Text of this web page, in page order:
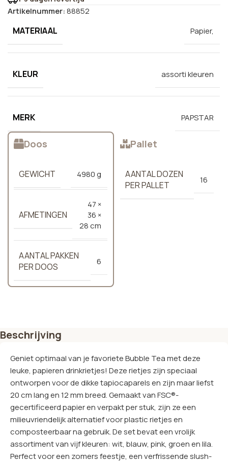
Artikelnummer:88852
MATERIAAL Papier,
KLEUR assorti kleuren
MERK PAPSTAR
Doos
GEWICHT 4980 g
AFMETINGEN
47 ×
36 ×
28 cm
AANTAL PAKKEN
PER DOOS
6
Pallet
AANTAL DOZEN
PER PALLET
16
Beschrijving
Geniet optimaal van je favoriete Bubble Tea met deze
leuke, papieren drinkrietjes! Deze rietjes zijn speciaal
ontworpen voor de dikke tapiocaparels en zijn maar liefst
20 cm lang en 12 mm breed. Gemaakt van FSC®-
gecertificeerd papier en verpakt per stuk, zijn ze een
milieuvriendelijk alternatief voor plastic rietjes en
composteerbaar na gebruik. De set bevat een vrolijk
assortiment van vijf kleuren: wit, blauw, pink, groen en lila.
Perfect voor een zomers feestje, een verfrissende slush-